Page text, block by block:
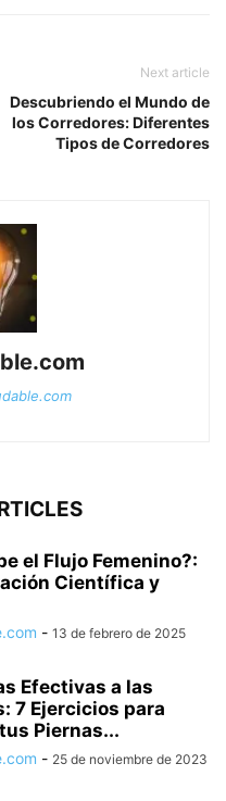
Next article
Descubriendo el Mundo de
los Corredores: Diferentes
Tipos de Corredores
el Flujo Femenino?:
Científica y
- 13 de febrero de 2025
Efectivas a las
7 Ejercicios para
Piernas...
- 25 de noviembre de 2023